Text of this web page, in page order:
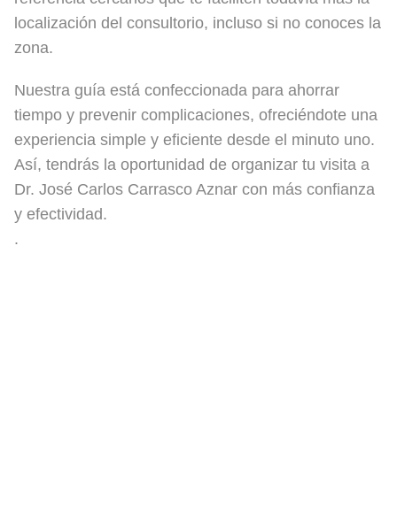
localización del consultorio, incluso si no conoces la
zona.
Nuestra guía está confeccionada para ahorrar
tiempo y prevenir complicaciones, ofreciéndote una
experiencia simple y eficiente desde el minuto uno.
Así, tendrás la oportunidad de organizar tu visita a
Dr. José Carlos Carrasco Aznar con más confianza
y efectividad.
.